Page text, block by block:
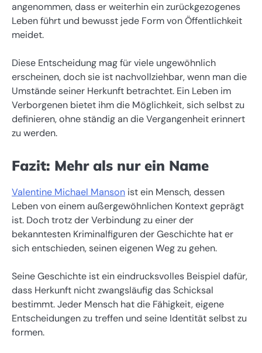
angenommen, dass er weiterhin ein zurückgezogenes
Leben führt und bewusst jede Form von Öffentlichkeit
meidet.
Diese Entscheidung mag für viele ungewöhnlich
erscheinen, doch sie ist nachvollziehbar, wenn man die
Umstände seiner Herkunft betrachtet. Ein Leben im
Verborgenen bietet ihm die Möglichkeit, sich selbst zu
definieren, ohne ständig an die Vergangenheit erinnert
zu werden.
Fazit: Mehr als nur ein Name
Valentine Michael Manson ist ein Mensch, dessen
Leben von einem außergewöhnlichen Kontext geprägt
ist. Doch trotz der Verbindung zu einer der
bekanntesten Kriminalfiguren der Geschichte hat er
sich entschieden, seinen eigenen Weg zu gehen.
Seine Geschichte ist ein eindrucksvolles Beispiel dafür,
dass Herkunft nicht zwangsläufig das Schicksal
bestimmt. Jeder Mensch hat die Fähigkeit, eigene
Entscheidungen zu treffen und seine Identität selbst zu
formen.